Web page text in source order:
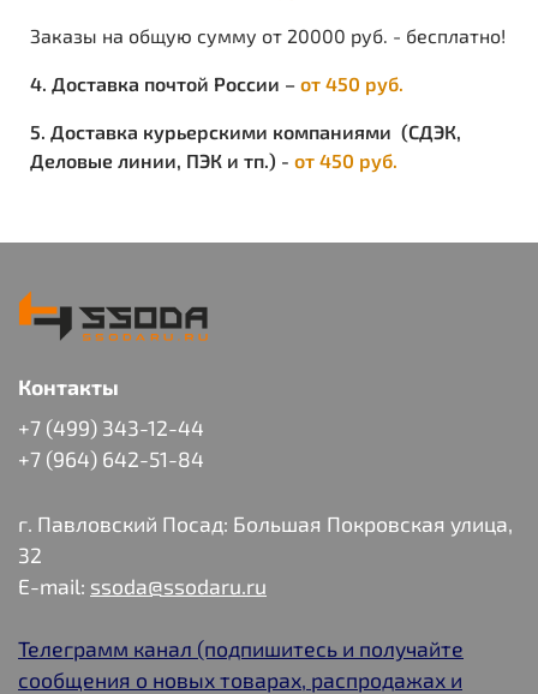
Заказы на общую сумму от 20000 руб. - бесплатно!
4. Доставка почтой России – от 450 руб.
5. Доставка курьерскими компаниями (СДЭК,
Деловые линии, ПЭК и тп.) - от 450 руб.
Контакты
+7 (499) 343-12-44
+7 (964) 642-51-84
г. Павловский Посад: Большая Покровская улица,
32
E-mail: ssoda@ssodaru.ru
Телеграмм канал (подпишитесь и получайте
сообщения о новых товарах, распродажах и